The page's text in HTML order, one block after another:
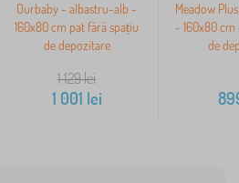
Ourbaby - albastru-alb -
160x80 cm pat fără spațiu
de depozitare
1 129lei
1 001 lei
Meadow
- 160x80 cm
de